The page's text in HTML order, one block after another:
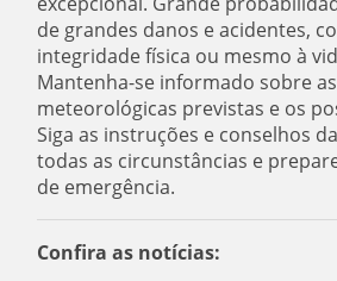
de grandes danos e acidentes,
integridade física ou mesmo à
Mantenha-se informado sobre
meteorológicas previstas e os
Siga as instruções e conselhos
todas as circunstâncias e
de emergência.
Confira as notícias: